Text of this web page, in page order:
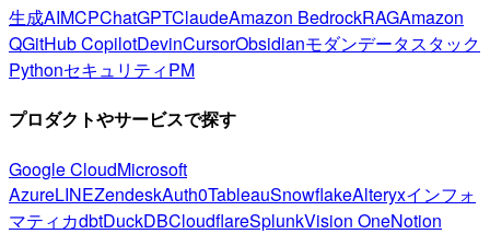
生成AIMCPChatGPTClaudeAmazon BedrockRAGAmazon
QGitHub CopilotDevinCursorObsidianモダンデータスタック
PythonセキュリティPM
プロダクトやサービスで探す
Google CloudMicrosoft
AzureLINEZendeskAuth0TableauSnowflakeAlteryxインフォ
マティカdbtDuckDBCloudflareSplunkVision OneNotion